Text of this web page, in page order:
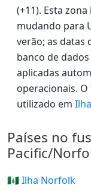
(+11). Esta
mudando para
verão; as datas
banco de
aplicadas
operacionais.
utilizado em
Países no
Pacific/
🇳🇫 Ilha Norfolk